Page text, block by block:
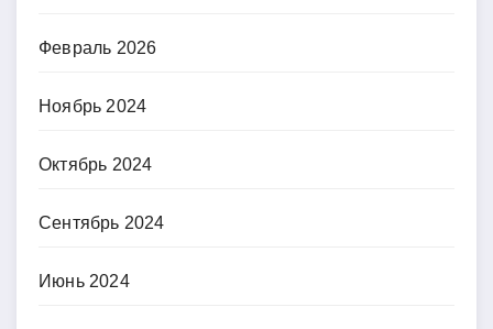
Февраль 2026
Ноябрь 2024
Октябрь 2024
Сентябрь 2024
Июнь 2024